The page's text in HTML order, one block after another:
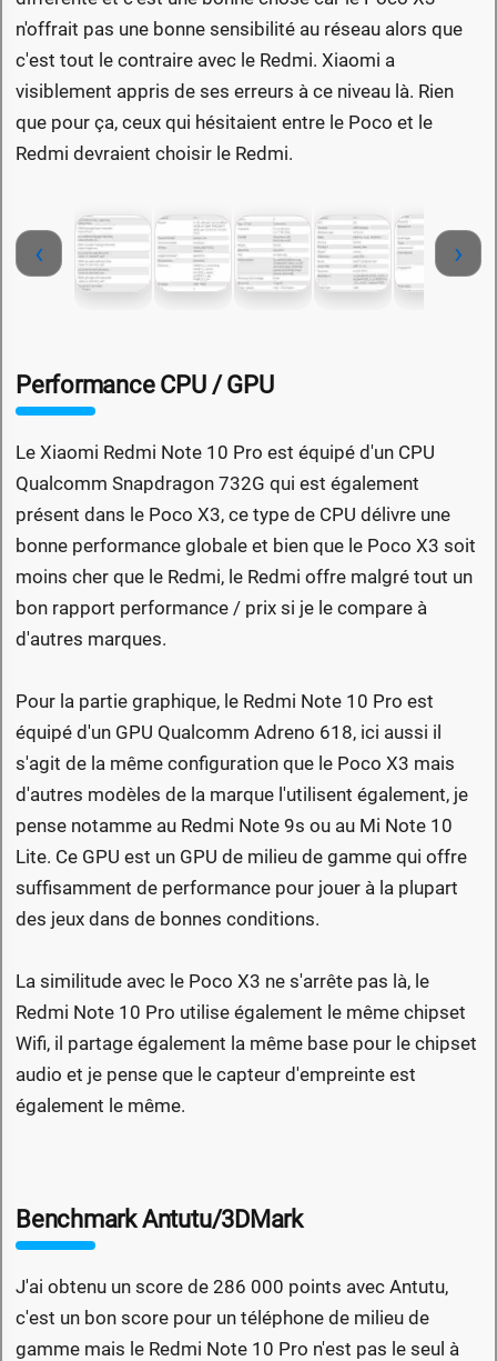
n'offrait pas une bonne sensibilité au réseau alors que
c'est tout le contraire avec le Redmi. Xiaomi a
visiblement appris de ses erreurs à ce niveau là. Rien
que pour ça, ceux qui hésitaient entre le Poco et le
Redmi devraient choisir le Redmi.
‹ ›
Performance CPU / GPU
Le Xiaomi Redmi Note 10 Pro est équipé d'un CPU
Qualcomm Snapdragon 732G qui est également
présent dans le Poco X3, ce type de CPU délivre une
bonne performance globale et bien que le Poco X3 soit
moins cher que le Redmi, le Redmi offre malgré tout un
bon rapport performance / prix si je le compare à
d'autres marques.
Pour la partie graphique, le Redmi Note 10 Pro est
équipé d'un GPU Qualcomm Adreno 618, ici aussi il
s'agit de la même configuration que le Poco X3 mais
d'autres modèles de la marque l'utilisent également, je
pense notamme au Redmi Note 9s ou au Mi Note 10
Lite. Ce GPU est un GPU de milieu de gamme qui offre
suffisamment de performance pour jouer à la plupart
des jeux dans de bonnes conditions.
La similitude avec le Poco X3 ne s'arrête pas là, le
Redmi Note 10 Pro utilise également le même chipset
Wifi, il partage également la même base pour le chipset
audio et je pense que le capteur d'empreinte est
également le même.
Benchmark Antutu/3DMark
J'ai obtenu un score de 286 000 points avec Antutu,
c'est un bon score pour un téléphone de milieu de
gamme mais le Redmi Note 10 Pro n'est pas le seul à